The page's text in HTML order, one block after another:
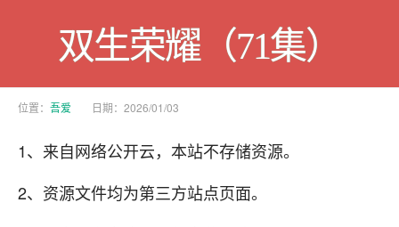
双生荣耀（71集）
位置： 吾爱 日期：2026/01/03
1、来自网络公开云，本站不存储资源。
2、资源文件均为第三方站点页面。